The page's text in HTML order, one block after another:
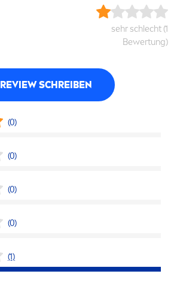
sehr schlecht (1
Bewertung)
REVIEW SCHREIBEN
(0)
(0)
(0)
(0)
(1)